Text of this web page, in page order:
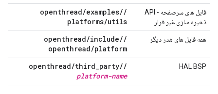
فایل های سرصفحه - API
ذخیره سازی غیر فرار
/
openthread/examples/
platforms/utils
همه فایل های هدر دیگر /
openthread/include/
openthread/platform
HAL BSP
/
openthread/third_party/
platform-name